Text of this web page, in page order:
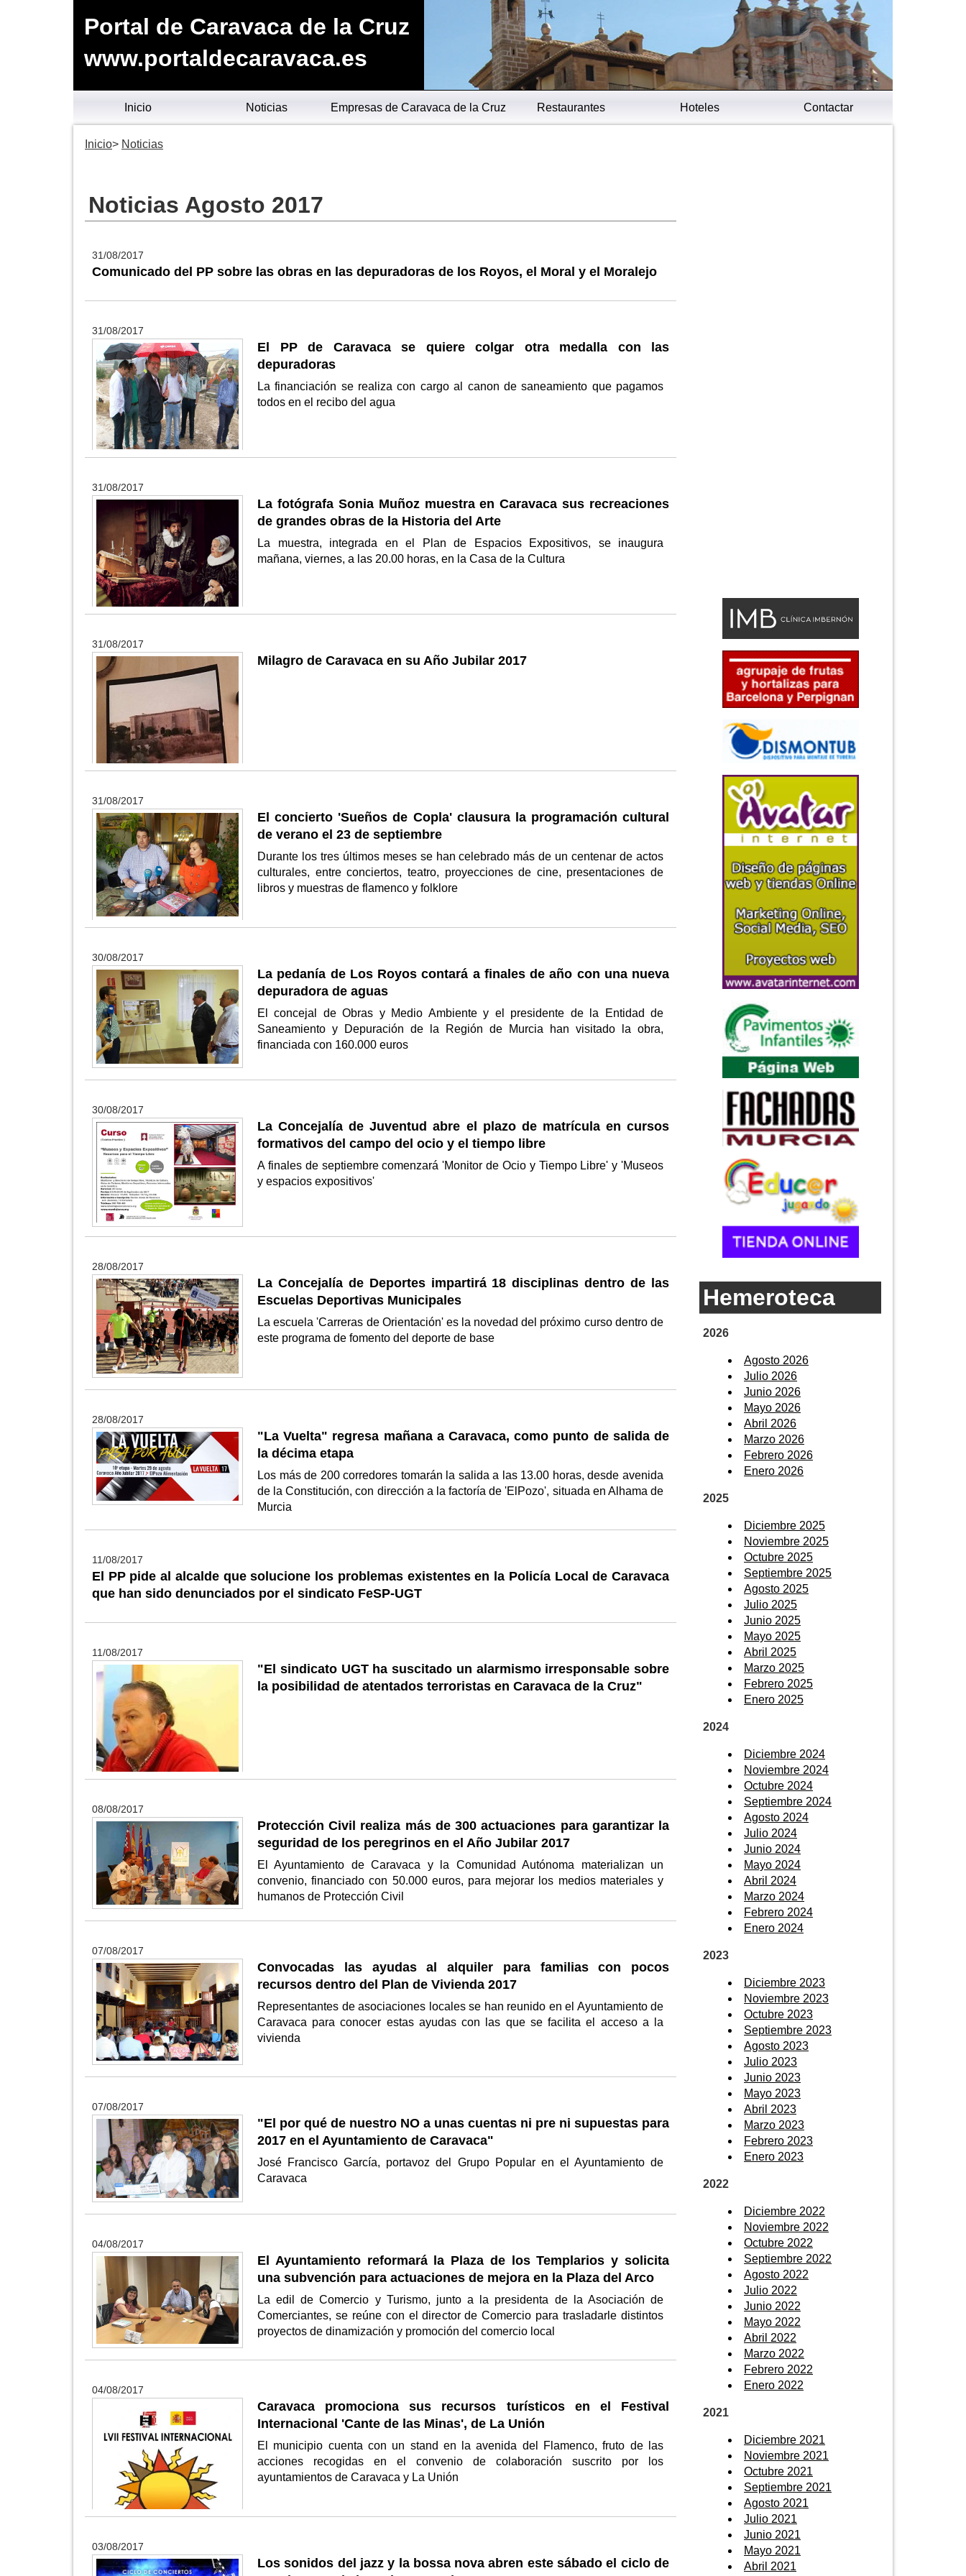
Portal de Caravaca de la Cruz
www.portaldecaravaca.es
Inicio Noticias Empresas de Caravaca de la Cruz Restaurantes Hoteles Contactar
Inicio Noticias
Noticias Agosto 2017
31/08/2017
Comunicado del PP sobre las obras en las depuradoras de los Royos, el Moral y el Moralejo
31/08/2017
El PP de Caravaca se quiere colgar otra medalla con las
depuradoras
La financiación se realiza con cargo al canon de saneamiento que pagamos
todos en el recibo del agua
31/08/2017
La fotógrafa Sonia Muñoz muestra en Caravaca sus recreaciones
de grandes obras de la Historia del Arte
La muestra, integrada en el Plan de Espacios Expositivos, se inaugura
mañana, viernes, a las 20.00 horas, en la Casa de la Cultura
31/08/2017
Milagro de Caravaca en su Año Jubilar 2017
31/08/2017
El concierto 'Sueños de Copla' clausura la programación cultural
de verano el 23 de septiembre
Durante los tres últimos meses se han celebrado más de un centenar de actos
culturales, entre conciertos, teatro, proyecciones de cine, presentaciones de
libros y muestras de flamenco y folklore
30/08/2017
La pedanía de Los Royos contará a finales de año con una nueva
depuradora de aguas
El concejal de Obras y Medio Ambiente y el presidente de la Entidad de
Saneamiento y Depuración de la Región de Murcia han visitado la obra,
financiada con 160.000 euros
30/08/2017
La Concejalía de Juventud abre el plazo de matrícula en cursos
formativos del campo del ocio y el tiempo libre
A finales de septiembre comenzará 'Monitor de Ocio y Tiempo Libre' y 'Museos
y espacios expositivos'
28/08/2017
La Concejalía de Deportes impartirá 18 disciplinas dentro de las
Escuelas Deportivas Municipales
La escuela 'Carreras de Orientación' es la novedad del próximo curso dentro de
este programa de fomento del deporte de base
28/08/2017
"La Vuelta" regresa mañana a Caravaca, como punto de salida de
la décima etapa
Los más de 200 corredores tomarán la salida a las 13.00 horas, desde avenida
de la Constitución, con dirección a la factoría de 'ElPozo', situada en Alhama de
Murcia
11/08/2017
El PP pide al alcalde que solucione los problemas existentes en la Policía Local de Caravaca
que han sido denunciados por el sindicato FeSP-UGT
11/08/2017
"El sindicato UGT ha suscitado un alarmismo irresponsable sobre
la posibilidad de atentados terroristas en Caravaca de la Cruz"
08/08/2017
Protección Civil realiza más de 300 actuaciones para garantizar la
seguridad de los peregrinos en el Año Jubilar 2017
El Ayuntamiento de Caravaca y la Comunidad Autónoma materializan un
convenio, financiado con 50.000 euros, para mejorar los medios materiales y
humanos de Protección Civil
07/08/2017
Convocadas las ayudas al alquiler para familias con pocos
recursos dentro del Plan de Vivienda 2017
Representantes de asociaciones locales se han reunido en el Ayuntamiento de
Caravaca para conocer estas ayudas con las que se facilita el acceso a la
vivienda
07/08/2017
"El por qué de nuestro NO a unas cuentas ni pre ni supuestas para
2017 en el Ayuntamiento de Caravaca"
José Francisco García, portavoz del Grupo Popular en el Ayuntamiento de
Caravaca
04/08/2017
El Ayuntamiento reformará la Plaza de los Templarios y solicita
una subvención para actuaciones de mejora en la Plaza del Arco
La edil de Comercio y Turismo, junto a la presidenta de la Asociación de
Comerciantes, se reúne con el director de Comercio para trasladarle distintos
proyectos de dinamización y promoción del comercio local
04/08/2017
Caravaca promociona sus recursos turísticos en el Festival
Internacional 'Cante de las Minas', de La Unión
El municipio cuenta con un stand en la avenida del Flamenco, fruto de las
acciones recogidas en el convenio de colaboración suscrito por los
ayuntamientos de Caravaca y La Unión
03/08/2017
Los sonidos del jazz y la bossa nova abren este sábado el ciclo de
Hemeroteca
2026
Agosto 2026
Julio 2026
Junio 2026
Mayo 2026
Abril 2026
Marzo 2026
Febrero 2026
Enero 2026
2025
Diciembre 2025
Noviembre 2025
Octubre 2025
Septiembre 2025
Agosto 2025
Julio 2025
Junio 2025
Mayo 2025
Abril 2025
Marzo 2025
Febrero 2025
Enero 2025
2024
Diciembre 2024
Noviembre 2024
Octubre 2024
Septiembre 2024
Agosto 2024
Julio 2024
Junio 2024
Mayo 2024
Abril 2024
Marzo 2024
Febrero 2024
Enero 2024
2023
Diciembre 2023
Noviembre 2023
Octubre 2023
Septiembre 2023
Agosto 2023
Julio 2023
Junio 2023
Mayo 2023
Abril 2023
Marzo 2023
Febrero 2023
Enero 2023
2022
Diciembre 2022
Noviembre 2022
Octubre 2022
Septiembre 2022
Agosto 2022
Julio 2022
Junio 2022
Mayo 2022
Abril 2022
Marzo 2022
Febrero 2022
Enero 2022
2021
Diciembre 2021
Noviembre 2021
Octubre 2021
Septiembre 2021
Agosto 2021
Julio 2021
Junio 2021
Mayo 2021
Abril 2021